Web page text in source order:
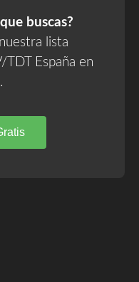
buscas?
lista
TDT España en